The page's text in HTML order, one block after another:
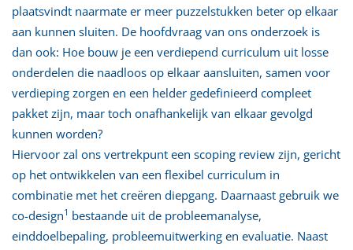
plaatsvindt naarmate er meer puzzelstukken beter op elkaar
aan kunnen sluiten. De hoofdvraag van ons onderzoek is
dan ook: Hoe bouw je een verdiepend curriculum uit losse
onderdelen die naadloos op elkaar aansluiten, samen voor
verdieping zorgen en een helder gedefinieerd compleet
pakket zijn, maar toch onafhankelijk van elkaar gevolgd
kunnen worden?
Hiervoor zal ons vertrekpunt een scoping review zijn, gericht
op het ontwikkelen van een flexibel curriculum in
combinatie met het creëren diepgang. Daarnaast gebruik we
co-design1 bestaande uit de probleemanalyse,
einddoelbepaling, probleemuitwerking en evaluatie. Naast